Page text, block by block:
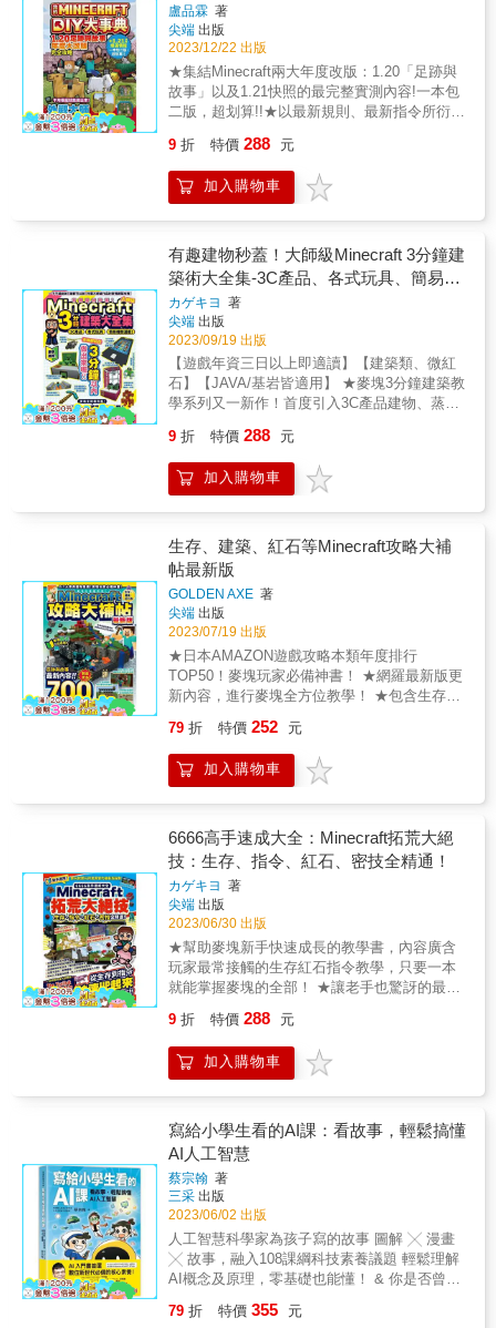
很長時間，這需要小朋友具備耐心和毅力，堅
持完成自己的作品。◎閱讀本書運輸機具玩法
的助益■車輛工程知識：製作警車、消防車、救
護車等車輛的作品可以幫助小朋友了解各種車
輛的結構和功能，培養他們對車輛工程的興趣
和認識。■公共運輸理解：建造公車和日本新幹
線列車等公共運輸工具的作品可以教導小朋友
關於城市交通和公共運輸系統的知識，培養他
們對城市交通運輸的理解。■水上交通認知：挖
土機、巡邏艇、馬達快艇等水上交通工具的作
展：客機、直升機、熱氣球等航空器的作品可
以幫助小朋友了解航空器的種類和運作原理，
擴展他們對航空知識的認識。透過製作這些運
輸機具的作品，小朋友不僅可以享受到遊戲的
樂趣，還可以同時學習到各種有趣的知識，培
養他們的創造力、想像力和學習能力。
ROBLOX是一個遊戲平台，全世界有超過2億位
以上的兒童與青少年均在使用，它同時提供遊
戲和遊戲設計工具給玩家(大部分為免費)，以玩
家做遊戲給玩家玩的模式進行。2020年因全球
疫情讓ROBLOX聲名大噪後，出現大量試玩影
片，原本以玩遊戲的國小生也開始對怎麼做遊
戲產生興趣。比較特殊的是，平台採取分潤的
名設計者才唸高中，就已賺到百萬美金。 &
【玩ROBLOX可以學到什麼】 在設計ROBLOX
遊戲這方面，ROBLOX不但提供基礎物件給玩
語言的方式進行設計，也就是玩家在邊做遊戲
的過程中，也能接觸並學習到程式設計的基本
邏輯。 &
盧品霖 著
尖端 出版
2023/12/22 出版
★集結Minecraft兩大年度改版：1.20「足跡與
故事」以及1.21快照的最完整實測內容!一本包
二版，超划算!!★以最新規則、最新指令所衍生
塊達人必看!!★Minecraft DIY大事典編輯團隊嚴
謹校對！給你最正確最完整的改版內容!!◎不用
額外安裝模組！利用最新指令就能做出超奇幻
「互動」實體，讓麥塊虛擬世界的景觀又變得
更加多采多姿！本書按往例，除詳細說明指令
的格式之外，還提供數個從簡單到進階的範例
讓你學習使用，從而加入自己的創意，做出獨
一無二自我風格的「我的世界」！◎櫻花巡禮
大滿貫整理出以改版新物件「櫻花樹」建材為
首的每一個新增方塊與道具，更有「自定義方
塊」，再加上獨家考古與鍛造大鑑賞的超豐富
資料，細讀這一本，就能讓你馬上掌握全部的
改版內容！
9 折 特價 288 元
加入購物車
有趣建物秒蓋！大師級Minecraft 3分鐘建
築術大全集-3C產品、各式玩具、簡易機
關滿載！
カゲキヨ 著
尖端 出版
2023/09/19 出版
【遊戲年資三日以上即適讀】【建築類、微紅
石】【JAVA/基岩皆適用】 ★麥塊3分鐘建築教
學系列又一新作！首度引入3C產品建物、蒸氣
技巧更上一層樓！ #掌握麥塊擬形建築界中最
高深的技巧 在麥塊中要做出逼真的建物，其實
只要把比例尺放大，工作時間拉長，看著照片
其實是使用最少的方塊，做出最逼真的物件。
本書便是教導這項技巧，書上的每一件作品都
可以讓讀者在3分鐘以內做出來。而且因為每件
作品所使用的方塊數量少，步驟少，即使是初
學者也很容易看書就蓋出一個逼真的物件，從
而獲得成就感。 #大師級作品竟然可以在3分鐘
內完成 本書將知名日本Minecraft建築達人的核
心技法抽絲剝繭，把在日常生活中常見的事
物，如家具、交通工具、3C產品，再加上受到
玩家喜愛的機器人與火箭等，一共提供超過80
現，這些大師級作品，絕大部分竟然都不用超
過10個步驟，每個都能在3分鐘以內做出來！想
要快速體驗到Minecraft建築之美的玩家，絕對
9 折 特價 288 元
加入購物車
生存、建築、紅石等Minecraft攻略大補
帖最新版
GOLDEN AXE 著
尖端 出版
2023/07/19 出版
★日本AMAZON遊戲攻略本類年度排行
TOP50！麥塊玩家必備神書！ ★網羅最新版更
新內容，進行麥塊全方位教學！ ★包含生存、
大補帖充實你的麥塊生活！ ★DIY大事典團隊
實測校對，確認有效能用才會刊登！ & 【日本
玩家最愛看的麥塊神書正式台上市】 從最基本
一位閱讀後的日本麥塊新手立馬蛻變成為老手
的神書，現在正式在台上市！ & 【密技與配方
合計超過700個以上，實實在在的大補帖讓你看
得過癮】 面對麥塊這廣大的世界，新手可能連
第一天晚上都活不下去。 本書將考量新手玩家
的需求，從頭到尾包圖包文，只要看書照玩，
馬上就能成長為連終界龍都懼怕的老練冒險
家！ & 【同場加映：足跡與故事最新版內容】
等於把麥塊從頭到尾徹底翻新，讓你體驗完全
不同以往的世界的「考古系統」， 本書將提供
比的全新領域！ &
79 折 特價 252 元
加入購物車
6666高手速成大全：Minecraft拓荒大絕
技：生存、指令、紅石、密技全精通！
カゲキヨ 著
尖端 出版
2023/06/30 出版
★幫助麥塊新手快速成長的教學書，內容廣含
玩家最常接觸的生存紅石指令教學，只要一本
就能掌握麥塊的全部！ ★讓老手也驚訝的最新
進設計技巧就趁現在！ ★1.20The Trails Tails
Update 速報！使你掌握最新的遊戲改版內容！
& 麥塊技巧神速UP起來！讓好友對你猛打6666
含： ■生存：如何收集資源、實用工具與裝備
的作法、探索世界寶物等求生技巧。 ■生物：
繁殖法、習性、打倒方法、各類植物培育等生
物大百科。 ■指令：一行指令、指令方塊、神
奇的感應設計與超越TNT威力的爆彈。 ■紅
石：基本原理、常見的紅石物件等基本紅石原
理教學。 ■建築：超魄力的終界龍之家、戰車
消防車、會發光的枕頭、拳擊殺包等創意十足
的建物。 & 藉由本書的教導，讀者將可學習以
下能力： ■生存與冒險：訓練事前準備的重要
9 折 特價 288 元
加入購物車
寫給小學生看的AI課：看故事，輕鬆搞懂
AI人工智慧
蔡宗翰 著
三采 出版
2023/06/02 出版
人工智慧科學家為孩子寫的故事 圖解 ╳ 漫畫
╳ 故事，融入108課綱科技素養議題 輕鬆理解
AI概念及原理，零基礎也能懂！ & 你是否曾經
跟朋友玩有趣又可愛的變臉濾鏡呢？ 你知道
79 折 特價 355 元